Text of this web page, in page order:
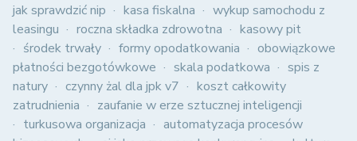
jak sprawdzić nip kasa fiskalna
wykup samochodu z
leasingu
roczna składka zdrowotna
kasowy pit
środek trwały
formy opodatkowania
obowiązkowe
płatności bezgotówkowe
skala podatkowa
spis z
natury
czynny żal dla jpk v7
koszt całkowity
zatrudnienia
zaufanie w erze sztucznej inteligencji
turkusowa organizacja
automatyzacja procesów